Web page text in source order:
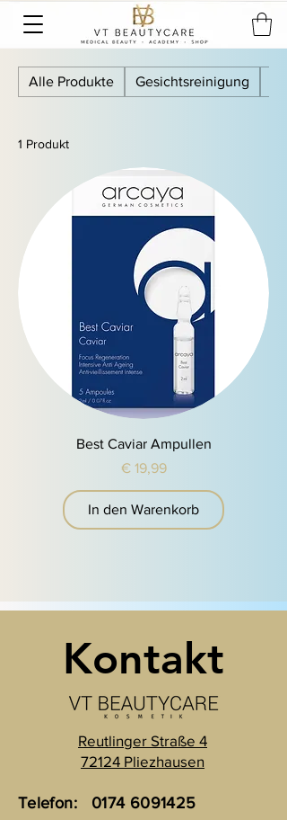
Alle Produkte Gesichtsreinigung
1 Produkt
Best Caviar Ampullen
Preis
€ 19,99
In den Warenkorb
Kontakt
Reutlinger Straße 4
72124 Pliezhausen
Telefon:
0174 6091425